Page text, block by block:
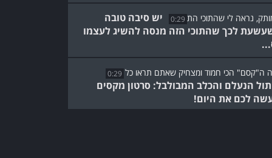
0:29
יש סיבה טובה
לכך שהתוכי הזה מנסה להשיג לעצמו
0:29
הנעלם והכלב המבולבל: סרטון מקסים
לכם את היום!